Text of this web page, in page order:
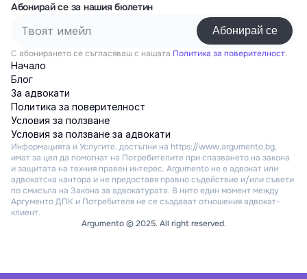
Абонирай се за нашия бюлетин
С абонирането се съгласяваш с нашата Политика за поверителност.
Начало
Блог
За адвокати
Политика за поверителност
Условия за ползване
Условия за ползване за адвокати
Информацията и Услугите, достъпни на https://www.argumento.bg,
имат за цел да помогнат на Потребителите при спазването на закона
и защитата на техния правен интерес. Argumento не е адвокат или
адвокатска кантора и не предоставя правно съдействие и/или съвети
по смисъла на Закона за адвокатурата. В нито един момент между
Аргументо ДПК и Потребителя не се създават отношения адвокат-
клиент.
Argumento © 2025. All right reserved.